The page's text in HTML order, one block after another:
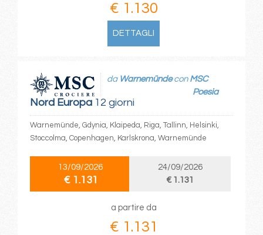
€ 1.130
DETTAGLI
Nord Europa12 giorni
da Warnemündecon MSC
Poesia
Warnemünde, Gdynia, Klaipeda, Riga, Tallinn, Helsinki,
Stoccolma, Copenhagen, Karlskrona, Warnemünde
13/09/2026
€ 1.131
24/09/2026
€ 1.131
a partire da
€ 1.131